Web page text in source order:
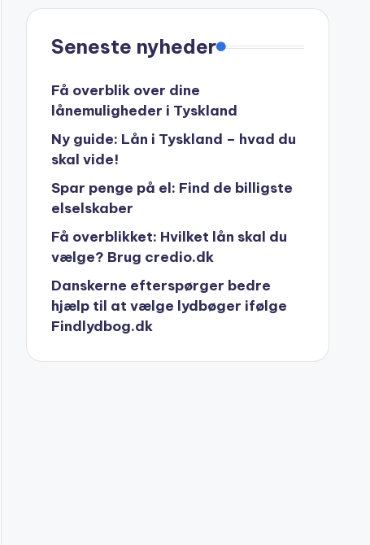
Seneste nyheder
Få overblik over dine
lånemuligheder i Tyskland
Ny guide: Lån i Tyskland – hvad du
skal vide!
Spar penge på el: Find de billigste
elselskaber
Få overblikket: Hvilket lån skal du
vælge? Brug credio.dk
Danskerne efterspørger bedre
hjælp til at vælge lydbøger ifølge
Findlydbog.dk